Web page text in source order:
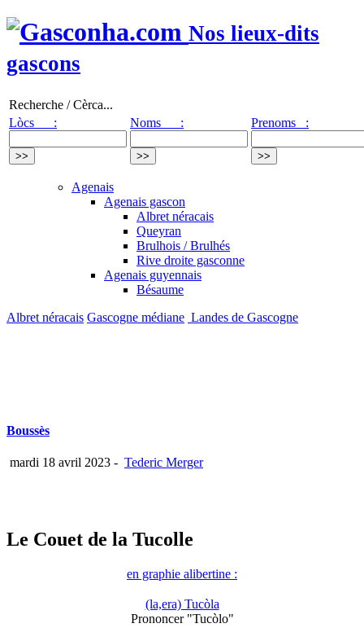
Nos lieux-dits
gascons
Recherche / Cèrca...
Lòcs :
Noms : Prenoms :
Agenais
Agenais gascon
Albret néracais
Queyran
Brulhois / Brulhés
Rive droite gasconne
Agenais guyennais
Bésaume
Albret néracais Gascogne médiane Landes de Gascogne
Boussès
mardi 18 avril 2023 - Tederic Merger
Le Couet de la Tucolle
en graphie alibertine :
(la,era) Tucòla
Prononcer "Tucòlo"